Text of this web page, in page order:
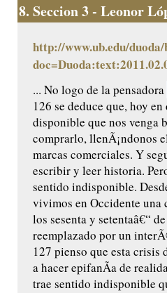
8. Seccion 3 - Leonor
http://www.ub.edu/
... No logo de la pensadora
126 se deduce que, hoy
disponible que nos venga
comprarlo, llenÃ¡ndonos
marcas comerciales. Y
escribir y leer historia.
sentido indisponible.
vivimos en Occidente una
los sesenta y setentaâ€“
reemplazado por un
127 pienso que esta crisis
a hacer epifanÃ­a de
trae sentido indisponible